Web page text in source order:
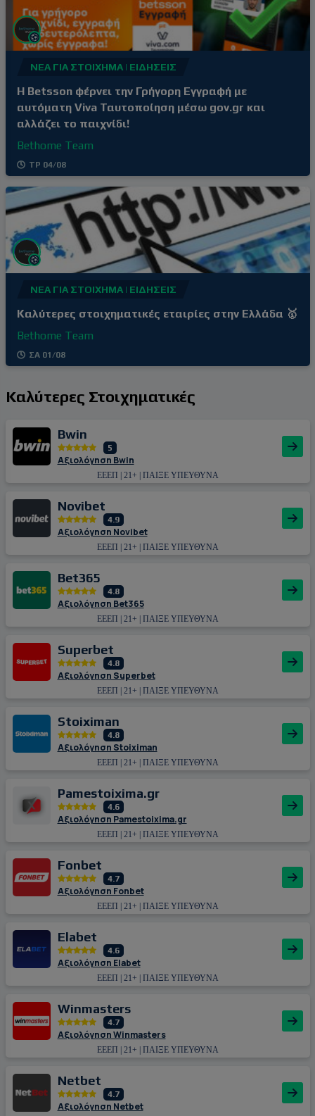
ΝΈΑ ΓΙΑ ΣΤΟΊΧΗΜΑ | ΕΙΔΉΣΕΙΣ
Η Betsson φέρνει την Γρήγορη Εγγραφή με
αυτόματη Viva Ταυτοποίηση μέσω gov.gr και
αλλάζει το παιχνίδι!
Bethome Team
ΤΡ 04/08
ΝΈΑ ΓΙΑ ΣΤΟΊΧΗΜΑ | ΕΙΔΉΣΕΙΣ
Καλύτερες στοιχηματικές εταιρίες στην Ελλάδα 🥇
Bethome Team
ΣΑ 01/08
Καλύτερες Στοιχηματικές
Bwin
5
Αξιολόγηση Bwin
ΕΕΕΠ | 21+ | ΠΑΙΞΕ ΥΠΕΥΘΥΝΑ
Novibet
4.9
Αξιολόγηση Novibet
ΕΕΕΠ | 21+ | ΠΑΙΞΕ ΥΠΕΥΘΥΝΑ
Bet365
4.8
Αξιολόγηση Bet365
ΕΕΕΠ | 21+ | ΠΑΙΞΕ ΥΠΕΥΘΥΝΑ
Superbet
4.8
Αξιολόγηση Superbet
ΕΕΕΠ | 21+ | ΠΑΙΞΕ ΥΠΕΥΘΥΝΑ
Stoiximan
4.8
Αξιολόγηση Stoiximan
ΕΕΕΠ | 21+ | ΠΑΙΞΕ ΥΠΕΥΘΥΝΑ
Pamestoixima.gr
4.6
Αξιολόγηση Pamestoixima.gr
ΕΕΕΠ | 21+ | ΠΑΙΞΕ ΥΠΕΥΘΥΝΑ
Fonbet
4.7
Αξιολόγηση Fonbet
ΕΕΕΠ | 21+ | ΠΑΙΞΕ ΥΠΕΥΘΥΝΑ
Εlabet
4.6
Αξιολόγηση Εlabet
ΕΕΕΠ | 21+ | ΠΑΙΞΕ ΥΠΕΥΘΥΝΑ
Winmasters
4.7
Αξιολόγηση Winmasters
ΕΕΕΠ | 21+ | ΠΑΙΞΕ ΥΠΕΥΘΥΝΑ
Netbet
4.7
Αξιολόγηση Netbet